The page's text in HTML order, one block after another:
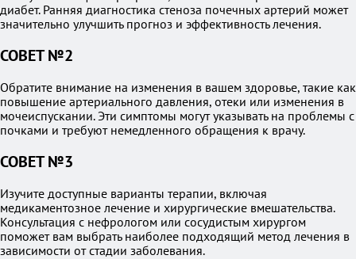
диабет. Ранняя диагностика стеноза почечных артерий может
значительно улучшить прогноз и эффективность лечения.
СОВЕТ №2
Обратите внимание на изменения в вашем здоровье, такие как
повышение артериального давления, отеки или изменения в
мочеиспускании. Эти симптомы могут указывать на проблемы с
почками и требуют немедленного обращения к врачу.
СОВЕТ №3
Изучите доступные варианты терапии, включая
медикаментозное лечение и хирургические вмешательства.
Консультация с нефрологом или сосудистым хирургом
поможет вам выбрать наиболее подходящий метод лечения в
зависимости от стадии заболевания.